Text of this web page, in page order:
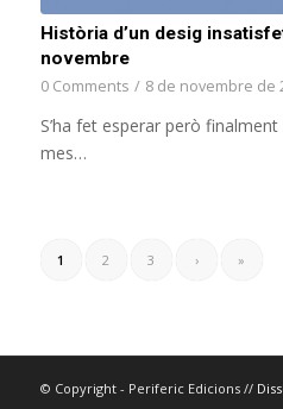
Història d’un desig
novembre
0 Comments / 8 de novembre de
S’ha fet esperar però
mes…
1 2 3 › »
© Copyright - Periferic Edicions //